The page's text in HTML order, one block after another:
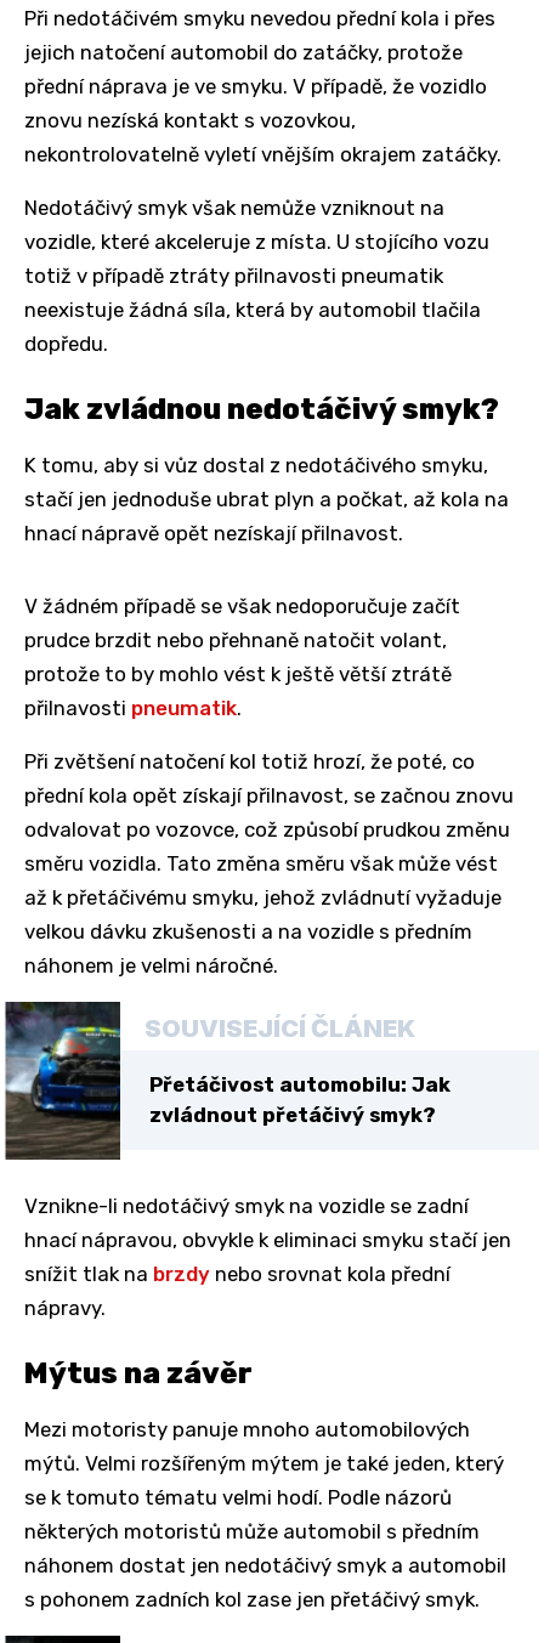
Při nedotáčivém smyku nevedou přední kola i přes
jejich natočení automobil do zatáčky, protože
přední náprava je ve smyku. V případě, že vozidlo
znovu nezíská kontakt s vozovkou,
nekontrolovatelně vyletí vnějším okrajem zatáčky.
Nedotáčivý smyk však nemůže vzniknout na
vozidle, které akceleruje z místa. U stojícího vozu
totiž v případě ztráty přilnavosti pneumatik
neexistuje žádná síla, která by automobil tlačila
dopředu.
Jak zvládnou nedotáčivý smyk?
K tomu, aby si vůz dostal z nedotáčivého smyku,
stačí jen jednoduše ubrat plyn a počkat, až kola na
hnací nápravě opět nezískají přilnavost.
V žádném případě se však nedoporučuje začít
prudce brzdit nebo přehnaně natočit volant,
protože to by mohlo vést k ještě větší ztrátě
přilnavosti pneumatik.
Při zvětšení natočení kol totiž hrozí, že poté, co
přední kola opět získají přilnavost, se začnou znovu
odvalovat po vozovce, což způsobí prudkou změnu
směru vozidla. Tato změna směru však může vést
až k přetáčivému smyku, jehož zvládnutí vyžaduje
velkou dávku zkušenosti a na vozidle s předním
náhonem je velmi náročné.
SOUVISEJÍCÍ ČLÁNEK
Přetáčivost automobilu: Jak
zvládnout přetáčivý smyk?
Vznikne-li nedotáčivý smyk na vozidle se zadní
hnací nápravou, obvykle k eliminaci smyku stačí jen
snížit tlak na brzdy nebo srovnat kola přední
nápravy.
Mýtus na závěr
Mezi motoristy panuje mnoho automobilových
mýtů. Velmi rozšířeným mýtem je také jeden, který
se k tomuto tématu velmi hodí. Podle názorů
některých motoristů může automobil s předním
náhonem dostat jen nedotáčivý smyk a automobil
s pohonem zadních kol zase jen přetáčivý smyk.